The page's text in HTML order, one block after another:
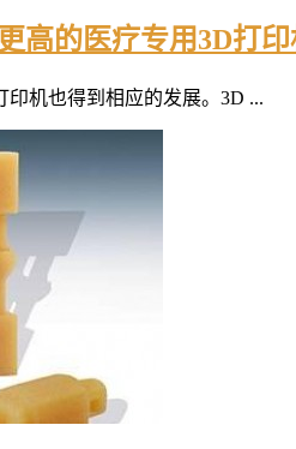
高的医疗专用3D打
机也得到相应的发展。3D ...